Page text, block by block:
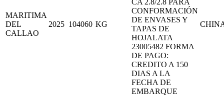
MARITIMA
DEL
CALLAO
2025 104060 KG
CONFORMACIÓN
DE ENVASES Y
TAPAS DE
HOJALATA
23005482 FORMA
DE PAGO:
CREDITO A 150
DIAS A LA
FECHA DE
EMBARQUE